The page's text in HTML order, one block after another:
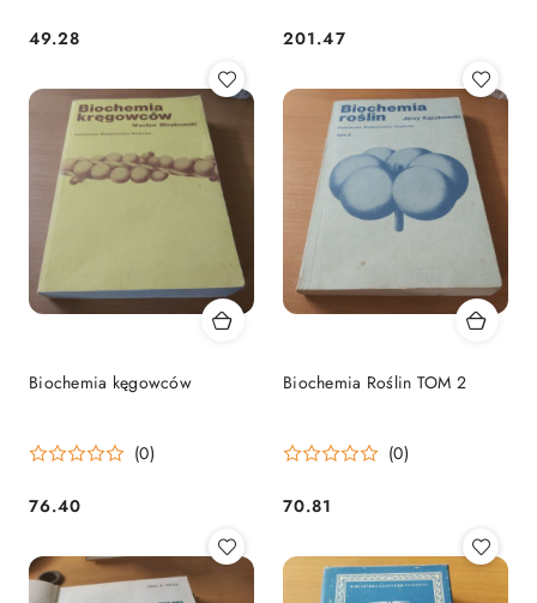
Cena:
49.28 Cena:
201.47
Biochemia kęgowców
(0)
Cena:
76.40
Biochemia Roślin TOM 2
(0)
Cena:
70.81